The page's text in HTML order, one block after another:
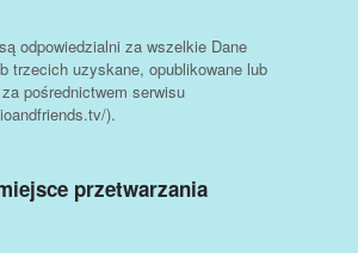
odpowiedzialni za wszelkie Dane
trzecich uzyskane, opublikowane lub
pośrednictwem serwisu
).
przetwarzania